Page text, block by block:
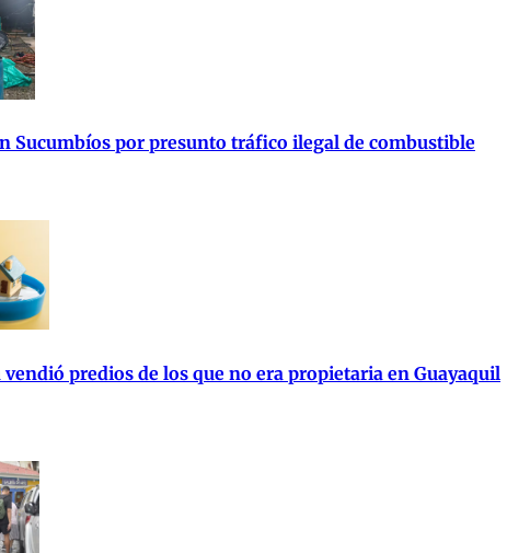
Sucumbíos por presunto tráfico ilegal de combustible
predios de los que no era propietaria en Guayaquil